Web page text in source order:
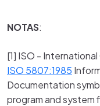
NOTAS:
[1] ISO -
ISO 5807:1985
Documentation
program and system